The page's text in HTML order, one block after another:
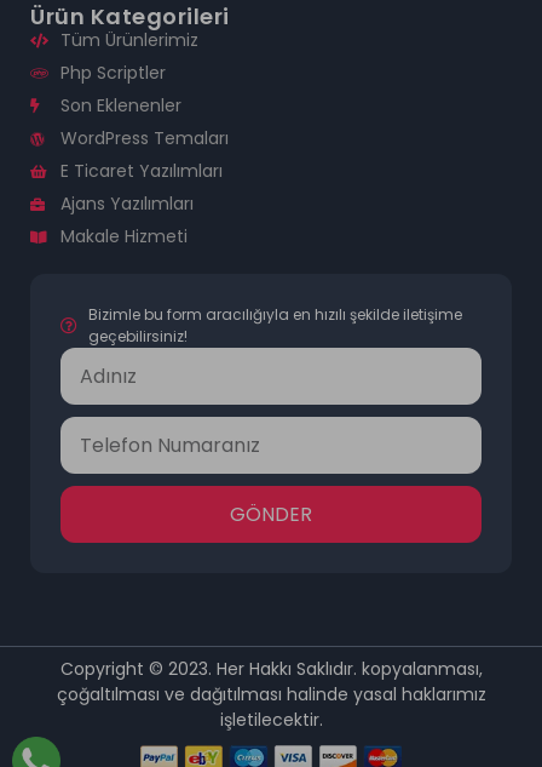
Ürün Kategorileri
Tüm Ürünlerimiz
Php Scriptler
Son Eklenenler
WordPress Temaları
E Ticaret Yazılımları
Ajans Yazılımları
Makale Hizmeti
Bizimle bu form aracılığıyla en hızılı şekilde iletişime
geçebilirsiniz!
GÖNDER
Copyright © 2023. Her Hakkı Saklıdır. kopyalanması,
çoğaltılması ve dağıtılması halinde yasal haklarımız
işletilecektir.